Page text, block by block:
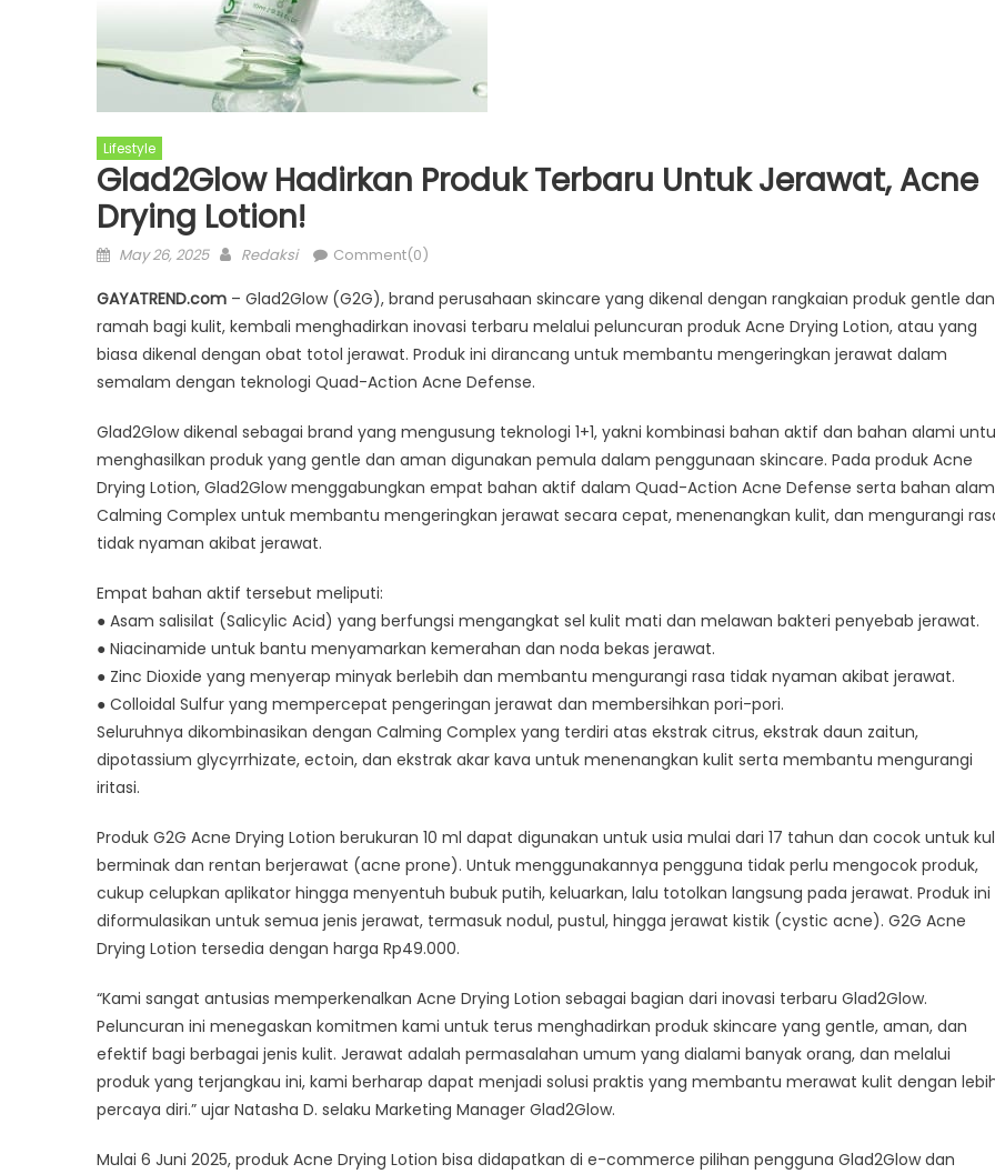
Lifestyle
Glad2Glow Hadirkan Produk Terbaru Untuk Jerawat, Acne
Drying Lotion!
Posted
May 26, 2025 Author
Redaksi Comment(0)
GAYATREND.com – Glad2Glow (G2G), brand perusahaan skincare yang dikenal dengan rangkaian produk gentle dan
ramah bagi kulit, kembali menghadirkan inovasi terbaru melalui peluncuran produk Acne Drying Lotion, atau yang
biasa dikenal dengan obat totol jerawat. Produk ini dirancang untuk membantu mengeringkan jerawat dalam
semalam dengan teknologi Quad-Action Acne Defense.
Glad2Glow dikenal sebagai brand yang mengusung teknologi 1+1, yakni kombinasi bahan aktif dan bahan alami
menghasilkan produk yang gentle dan aman digunakan pemula dalam penggunaan skincare. Pada produk Acne
Drying Lotion, Glad2Glow menggabungkan empat bahan aktif dalam Quad-Action Acne Defense serta bahan
Calming Complex untuk membantu mengeringkan jerawat secara cepat, menenangkan kulit, dan mengurangi
tidak nyaman akibat jerawat.
Empat bahan aktif tersebut meliputi:
● Asam salisilat (Salicylic Acid) yang berfungsi mengangkat sel kulit mati dan melawan bakteri penyebab jerawat.
● Niacinamide untuk bantu menyamarkan kemerahan dan noda bekas jerawat.
● Zinc Dioxide yang menyerap minyak berlebih dan membantu mengurangi rasa tidak nyaman akibat jerawat.
● Colloidal Sulfur yang mempercepat pengeringan jerawat dan membersihkan pori-pori.
Seluruhnya dikombinasikan dengan Calming Complex yang terdiri atas ekstrak citrus, ekstrak daun zaitun,
dipotassium glycyrrhizate, ectoin, dan ekstrak akar kava untuk menenangkan kulit serta membantu mengurangi
iritasi.
Produk G2G Acne Drying Lotion berukuran 10 ml dapat digunakan untuk usia mulai dari 17 tahun dan cocok untuk
berminak dan rentan berjerawat (acne prone). Untuk menggunakannya pengguna tidak perlu mengocok produk,
cukup celupkan aplikator hingga menyentuh bubuk putih, keluarkan, lalu totolkan langsung pada jerawat. Produk ini
diformulasikan untuk semua jenis jerawat, termasuk nodul, pustul, hingga jerawat kistik (cystic acne). G2G Acne
Drying Lotion tersedia dengan harga Rp49.000.
“Kami sangat antusias memperkenalkan Acne Drying Lotion sebagai bagian dari inovasi terbaru Glad2Glow.
Peluncuran ini menegaskan komitmen kami untuk terus menghadirkan produk skincare yang gentle, aman, dan
efektif bagi berbagai jenis kulit. Jerawat adalah permasalahan umum yang dialami banyak orang, dan melalui
produk yang terjangkau ini, kami berharap dapat menjadi solusi praktis yang membantu merawat kulit dengan
percaya diri.” ujar Natasha D. selaku Marketing Manager Glad2Glow.
Mulai 6 Juni 2025, produk Acne Drying Lotion bisa didapatkan di e-commerce pilihan pengguna Glad2Glow dan